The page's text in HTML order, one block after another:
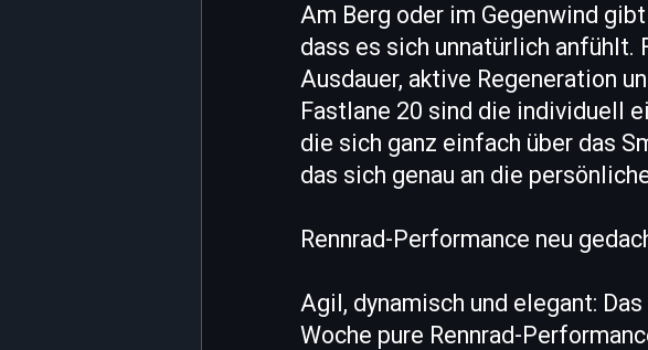
Am Berg oder im Gegenwind
dass es sich unnatürlich anfühlt.
Ausdauer, aktive Regeneration
Fastlane 20 sind die individuell
die sich ganz einfach über das
das sich genau an die
Rennrad-Performance neu
Agil, dynamisch und elegant:
Woche pure Rennrad-